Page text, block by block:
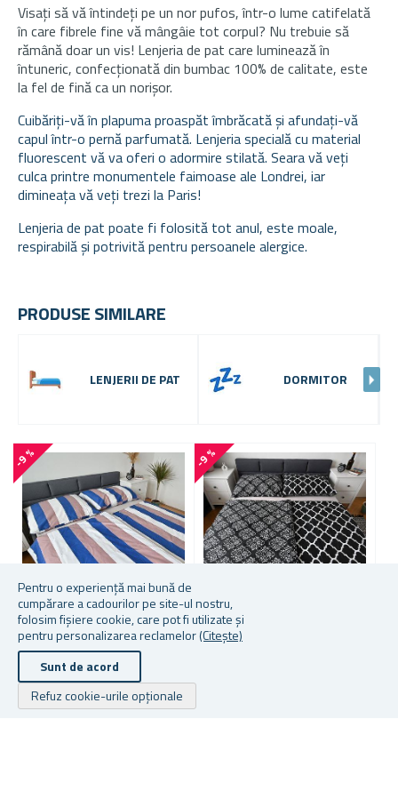
Pentru o experiență mai bună de
cumpărare a cadourilor pe site-ul nostru,
folosim fișiere cookie, care pot fi utilizate și
pentru personalizarea reclamelor(Citește)
Sunt de acord
Refuz cookie-urile opționale
Visați să vă întindeți pe un nor pufos, într-o lume catifelată
în care fibrele fine vă mângâie tot corpul? Nu trebuie să
rămână doar un vis! Lenjeria de pat care luminează în
întuneric, confecționată din bumbac 100% de calitate, este
la fel de fină ca un norișor.
Cuibăriți-vă în plapuma proaspăt îmbrăcată și afundați-vă
capul într-o pernă parfumată. Lenjeria specială cu material
fluorescent vă va oferi o adormire stilată. Seara vă veți
culca printre monumentele faimoase ale Londrei, iar
dimineața vă veți trezi la Paris!
Lenjeria de pat poate fi folosită tot anul, este moale,
respirabilă și potrivită pentru persoanele alergice.
PRODUSE SIMILARE
LENJERII DE PAT DORMITOR
-9 %
LENJERIE DE PAT DIN
BUMBAC - DUNGI
COLORATE
-9 %
LENJERIE DE PAT DIN